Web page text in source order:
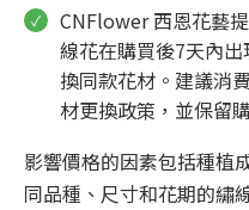
CNFlower 西恩花藝
線花在購買後7天內
換同款花材。建議消
材更換政策，並保留
影響價格的因素包括種植
同品種、尺寸和花期的繡